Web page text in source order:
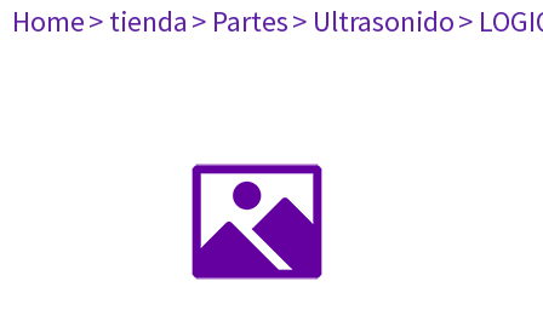
Home> tienda> Partes> Ultrasonido>